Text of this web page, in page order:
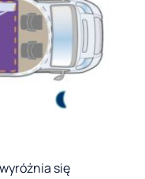
wyróżnia się